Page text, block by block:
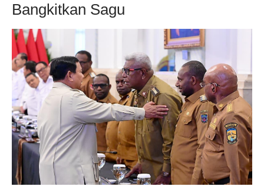
Bangkitkan Sagu